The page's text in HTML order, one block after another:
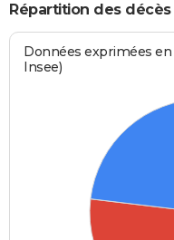
Répartition des
Données exprimées
Insee)